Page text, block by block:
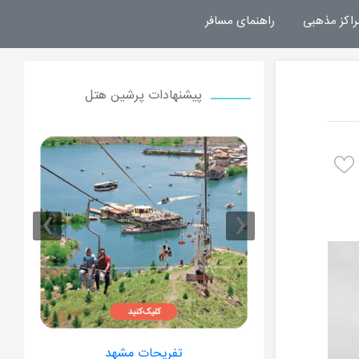
مذهبی راهنمای مسافر
پیشنهادات پرشین هتل
هتل های مشهد
‹
›